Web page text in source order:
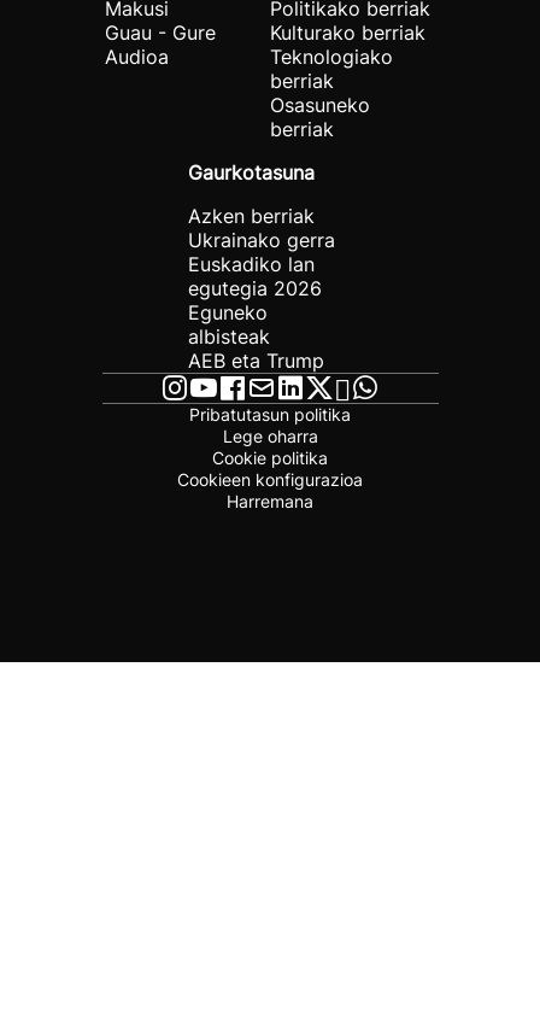
Makusi
Guau - Gure
Audioa
Politikako berriak
Kulturako berriak
Teknologiako
berriak
Osasuneko
berriak
Gaurkotasuna
Azken berriak
Ukrainako gerra
Euskadiko lan
egutegia 2026
Eguneko
albisteak
AEB eta Trump
Pribatutasun politika
Lege oharra
Cookie politika
Cookieen konfigurazioa
Harremana